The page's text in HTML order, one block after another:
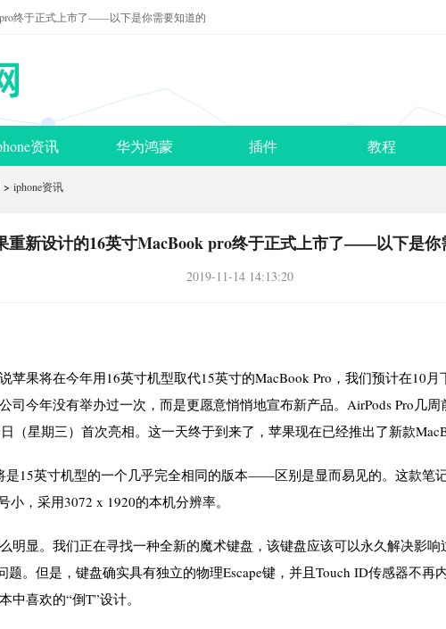
终于正式上市了——以下是你需要知道的
资讯 华为鸿蒙 插件 教程
> iphone资讯
重新设计的16英寸MacBook pro终于正式上市了——以下是你
2019-11-14 14:13:20
苹果将在今年用16英寸机型取代15英寸的MacBook Pro，我们预计在10
司今年没有举办过一次，而是更愿意悄悄地宣布新产品。AirPods Pro几
（星期三）首次亮相。这一天终于到来了，苹果现在已经推出了新款
是15英寸机型的一个几乎完全相同的版本——区别是显而易见的。这款笔
小，采用3072 x 1920的本机分辨率。
明显。我们正在寻找一种全新的魔术键盘，该键盘应该可以永久解决影响
题。但是，键盘确实具有独立的物理Escape键，并且Touch ID传感器不再
中喜欢的“倒T”设计。